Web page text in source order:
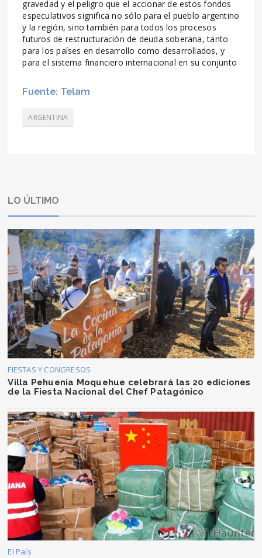
gravedad y el peligro que el accionar de estos fondos
especulativos significa no sólo para el pueblo argentino
y la región, sino también para todos los procesos
futuros de restructuración de deuda soberana, tanto
para los países en desarrollo como desarrollados, y
para el sistema financiero internacional en su conjunto
Fuente: Telam
ARGENTINA
LO ÚLTIMO
FIESTAS Y CONGRESOS
Villa Pehuenia Moquehue celebrará las 20 ediciones
de la Fiesta Nacional del Chef Patagónico
El País